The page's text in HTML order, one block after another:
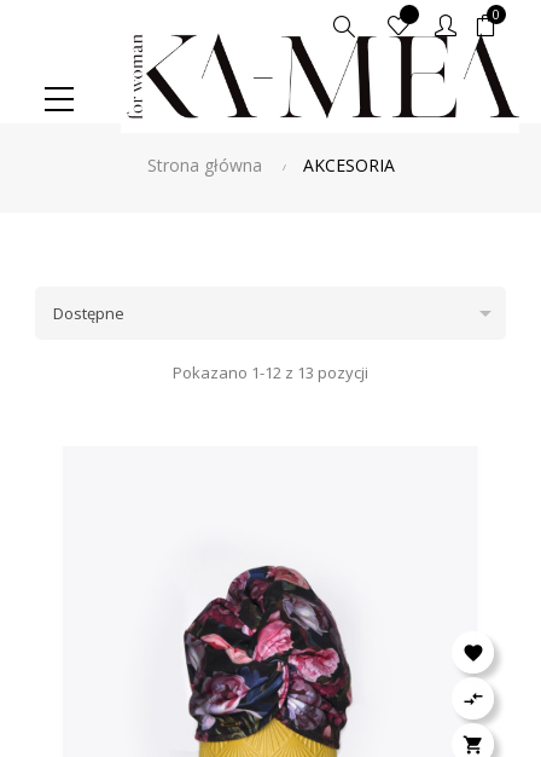
Szukaj 0
Strona główna AKCESORIA
Dostępne 
Pokazano 1-12 z 13 pozycji


